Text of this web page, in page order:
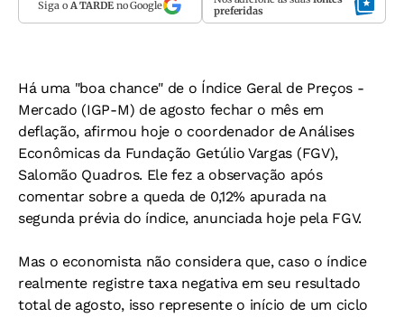
Siga o A TARDEno Google
preferidas
Há uma "boa chance" de o Índice Geral de Preços -
Mercado (IGP-M) de agosto fechar o mês em
deflação, afirmou hoje o coordenador de Análises
Econômicas da Fundação Getúlio Vargas (FGV),
Salomão Quadros. Ele fez a observação após
comentar sobre a queda de 0,12% apurada na
segunda prévia do índice, anunciada hoje pela FGV.
Mas o economista não considera que, caso o índice
realmente registre taxa negativa em seu resultado
total de agosto, isso represente o início de um ciclo